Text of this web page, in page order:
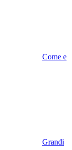
Come e
Grandi